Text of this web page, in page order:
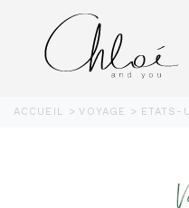
ACCUEIL VOYAGE ETATS-